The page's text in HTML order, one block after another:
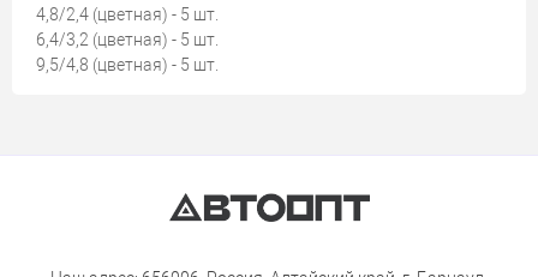
4,8/2,4 (цветная) - 5 шт.
6,4/3,2 (цветная) - 5 шт.
9,5/4,8 (цветная) - 5 шт.